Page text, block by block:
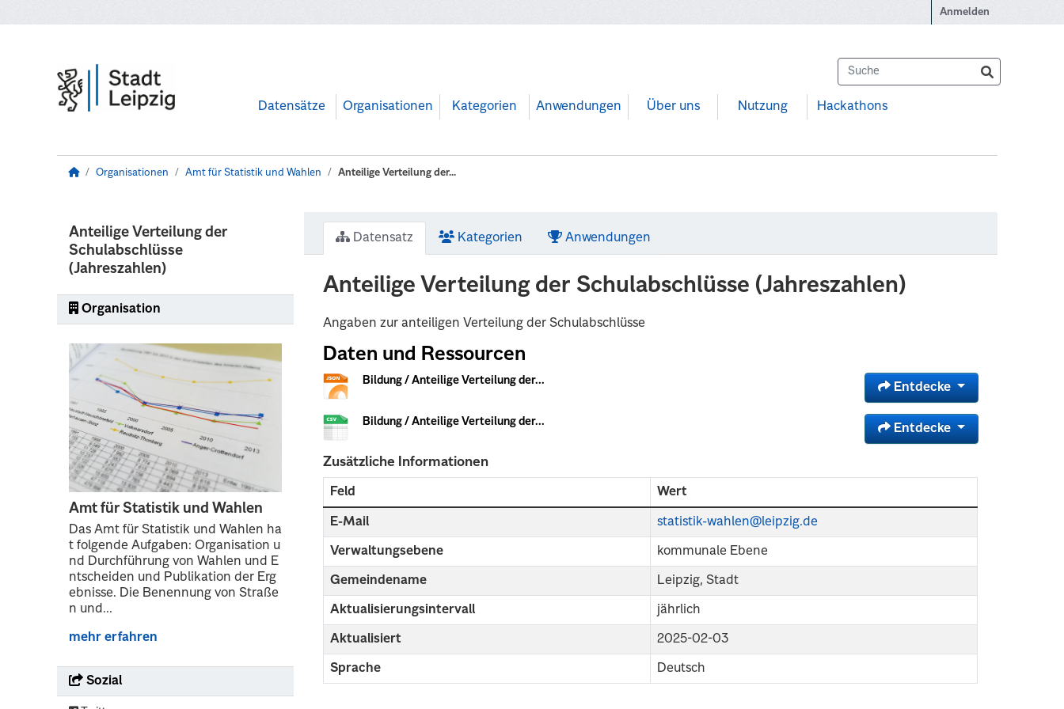
Anmelden
Datensätze Organisationen Kategorien Anwendungen Über uns Nutzung Hackathons
Organisationen Amt für Statistik und Wahlen Anteilige Verteilung der...
Anteilige Verteilung der
Schulabschlüsse
(Jahreszahlen)
Organisation
Amt für Statistik und Wahlen
Das Amt für Statistik und Wahlen ha
t folgende Aufgaben: Organisation u
nd Durchführung von Wahlen und E
ntscheiden und Publikation der Erg
ebnisse. Die Benennung von Straße
n und...
mehr erfahren
Sozial
Datensatz Kategorien Anwendungen
Anteilige Verteilung der Schulabschlüsse (Jahreszahlen)
Angaben zur anteiligen Verteilung der Schulabschlüsse
Daten und Ressourcen
Bildung / Anteilige Verteilung der...
Entdecke
Bildung / Anteilige Verteilung der...
Entdecke
Zusätzliche Informationen
Feld Wert
E-Mail statistik-wahlen@leipzig.de
Verwaltungsebene kommunale Ebene
Gemeindename Leipzig, Stadt
Aktualisierungsintervall jährlich
Aktualisiert 2025-02-03
Sprache Deutsch